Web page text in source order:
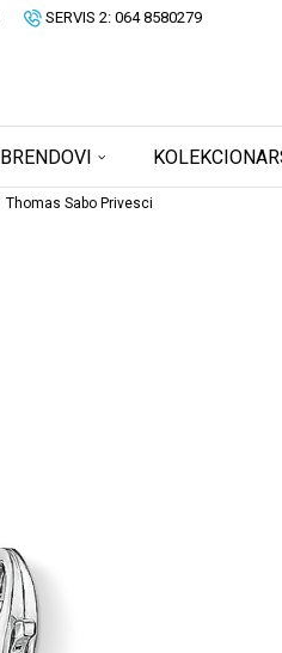
SERVIS 2: 064 8580279
BRENDOVI
Thomas Sabo Privesci